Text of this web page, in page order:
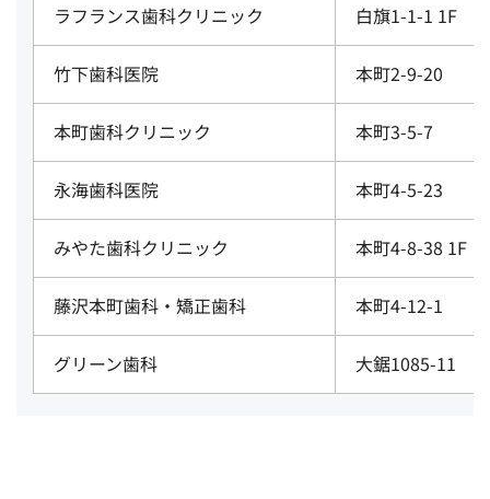
ラフランス歯科クリニック 白旗1-1-1 1F
竹下歯科医院 本町2-9-20
本町歯科クリニック 本町3-5-7
永海歯科医院 本町4-5-23
みやた歯科クリニック 本町4-8-38 1F
藤沢本町歯科・矯正歯科 本町4-12-1
グリーン歯科 大鋸1085-11